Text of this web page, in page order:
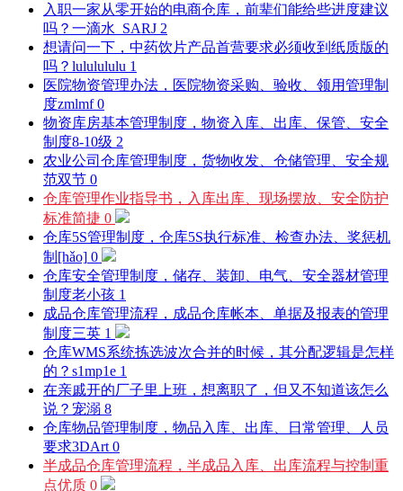
入职一家从零开始的电商仓库，前辈们能给些进度建议
吗？ 一滴水_SARJ 2
想请问一下，中药饮片产品首营要求必须收到纸质版的
吗？ lululululu 1
医院物资管理办法，医院物资采购、验收、领用管理制
度zmlmf 0
物资库房基本管理制度，物资入库、出库、保管、安全
制度8-10级 2
农业公司仓库管理制度，货物收发、仓储管理、安全规
范双节 0
仓库管理作业指导书，入库出库、现场摆放、安全防护
标准简捷 0
仓库5S管理制度，仓库5S执行标准、检查办法、奖惩机
制 [hǎo] 0
仓库安全管理制度，储存、装卸、电气、安全器材管理
制度老小孩 1
成品仓库管理流程，成品仓库帐本、单据及报表的管理
制度三英 1
仓库WMS系统拣选波次合并的时候，其分配逻辑是怎样
的？ s1mp1e 1
在亲戚开的厂子里上班，想离职了，但又不知道该怎么
说？ 宠溺 8
仓库物品管理制度，物品入库、出库、日常管理、人员
要求3DArt 0
半成品仓库管理流程，半成品入库、出库流程与控制重
点优质 0